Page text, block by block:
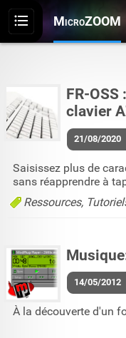
Menu MicroZOOM
FR-
clavier
21/08/2020
Saisissez plus de
sans réapprendre à
Ressources
14/05/2012
À la découverte d'un